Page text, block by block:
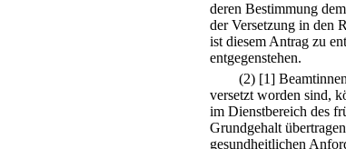
deren Bestimmung
der Versetzung in den
ist diesem Antrag zu
entgegenstehen.
(2) [1]
versetzt worden sind,
im Dienstbereich des
Grundgehalt
gesundheitlichen